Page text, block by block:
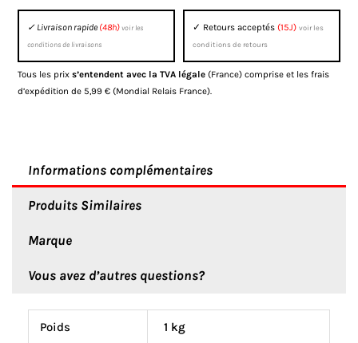
fourche
SHOWA
49x60x10
✓ Livraison rapide (48h)voir les
conditions de livraisons
✓ Retours acceptés (15J) voir les
conditions de retours
Tous les prixs’entendent avec la TVA légale (France) comprise et les frais
d’expédition de 5,99 € (Mondial Relais France).
Informations complémentaires
Produits Similaires
Marque
Vous avez d’autres questions?
Poids 1 kg